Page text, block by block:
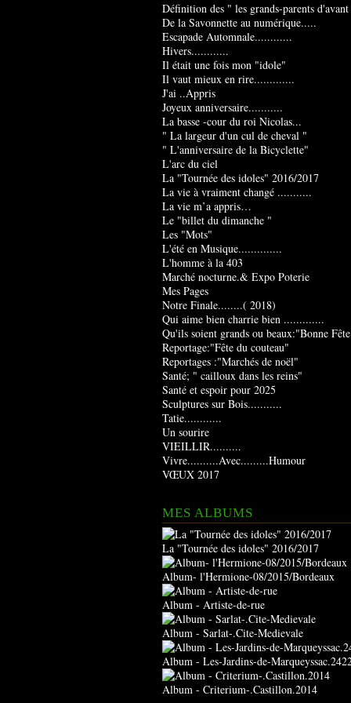
Définition des " les grands-parents
De la Savonnette au numérique.....
Escapade Automnale............
Hivers............
Il était une fois mon "idole"
Il vaut mieux en rire.............
J'ai ..Appris
Joyeux anniversaire...........
La basse -cour du roi Nicolas...
" La largeur d'un cul de cheval "
" L'anniversaire de la Bicyclette"
L'arc du ciel
La "Tournée des idoles" 2016/2017
La vie à vraiment changé ...........
La vie m’a appris…
Le "billet du dimanche "
Les "Mots"
L'été en Musique..............
L'homme à la 403
Marché nocturne.& Expo Poterie
Mes Pages
Notre Finale........( 2018)
Qui aime bien charrie bien .............
Qu'ils soient grands ou beaux:"Bonne
Reportage:"Fête du couteau"
Reportages :"Marchés de noël"
Santé; " cailloux dans les reins"
Santé et espoir pour 2025
Sculptures sur Bois...........
Tatie............
Un sourire
VIEILLIR..........
Vivre..........Avec.........Humour
VŒUX 2017
MES ALBUMS
La "Tournée des idoles" 2016/2017
Album- l'Hermione-08/2015/Bordeaux
Album - Artiste-de-rue
Album - Sarlat-.Cite-Medievale
Album - Les-Jardins-de-
Album - Criterium-.Castillon.2014